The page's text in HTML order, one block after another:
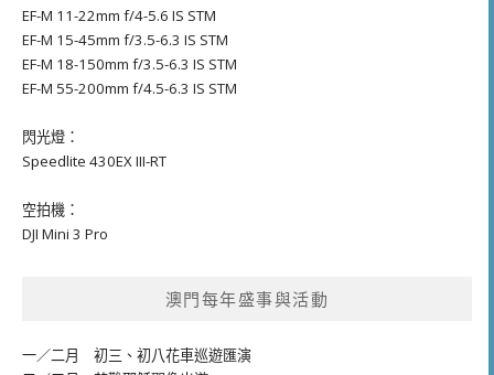
EF-M 11-22mm f/4-5.6 IS STM
EF-M 15-45mm f/3.5-6.3 IS STM
EF-M 18-150mm f/3.5-6.3 IS STM
EF-M 55-200mm f/4.5-6.3 IS STM
閃光燈：
Speedlite 430EX III-RT
空拍機：
DJI Mini 3 Pro
澳門每年盛事與活動
一／二月 初三、初八花車巡遊匯演